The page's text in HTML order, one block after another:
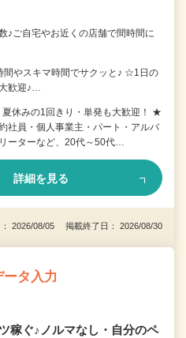
ご自宅やお近くの店舗で間時間に
間やスキマ時間でサクッと♪ ☆1日の
歓迎♪…
休みの1回きり・単発も大歓迎！ ★
社員・個人事業主・パート・アルバ
ーターなど、20代～50代…
詳細を見る
： 2026/08/05 掲載終了日： 2026/08/30
タ入力
稼ぐ♪ノルマなし・自分のペ